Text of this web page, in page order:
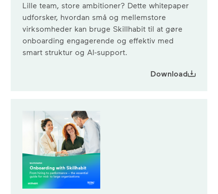
Lille team, store ambitioner? Dette whitepaper
udforsker, hvordan små og mellemstore
virksomheder kan bruge Skillhabit til at gøre
onboarding engagerende og effektiv med
smart struktur og AI-support.
Download